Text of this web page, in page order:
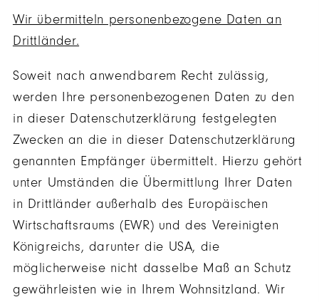
Wir übermitteln personenbezogene Daten an
Drittländer.
Soweit nach anwendbarem Recht zulässig,
werden Ihre personenbezogenen Daten zu den
in dieser Datenschutzerklärung festgelegten
Zwecken an die in dieser Datenschutzerklärung
genannten Empfänger übermittelt. Hierzu gehört
unter Umständen die Übermittlung Ihrer Daten
in Drittländer außerhalb des Europäischen
Wirtschaftsraums (EWR) und des Vereinigten
Königreichs, darunter die USA, die
möglicherweise nicht dasselbe Maß an Schutz
gewährleisten wie in Ihrem Wohnsitzland. Wir